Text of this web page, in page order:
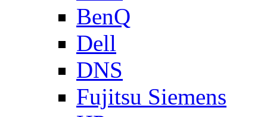
BenQ
Dell
DNS
Fujitsu Siemens